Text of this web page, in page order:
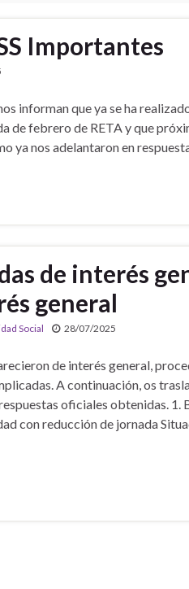
Importantes
informan que ya se ha
de febrero de RETA y que
ya nos adelantaron en
de interés
general
Social 28/07/2025
de interés general,
A continuación, os
oficiales obtenidas.
con reducción de jornada